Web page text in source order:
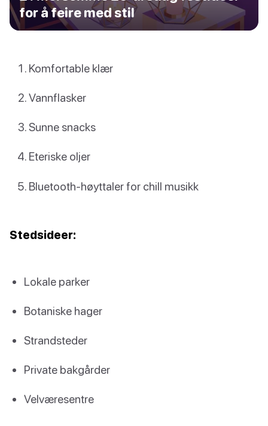
for å feire med stil
Komfortable klær
Vannflasker
Sunne snacks
Eteriske oljer
Bluetooth-høyttaler for chill musikk
Stedsideer:
Lokale parker
Botaniske hager
Strandsteder
Private bakgårder
Velværesentre